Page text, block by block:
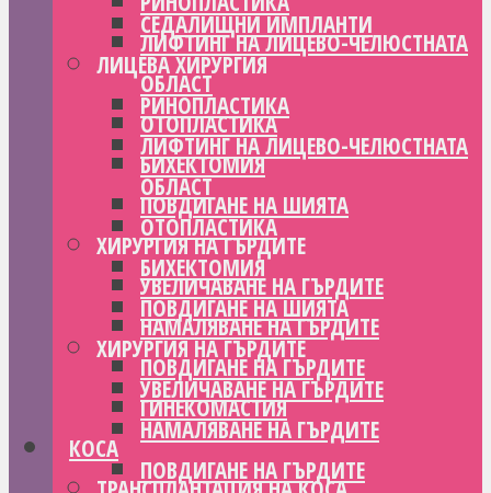
ЛИФТИНГ НА ЛИЦЕВО-ЧЕЛЮСТНАТА
ОБЛАСТ
ОТОПЛАСТИКА
БИХЕКТОМИЯ
ПОВДИГАНЕ НА ШИЯТА
ХИРУРГИЯ НА ГЪРДИТЕ
УВЕЛИЧАВАНЕ НА ГЪРДИТЕ
НАМАЛЯВАНЕ НА ГЪРДИТЕ
ПОВДИГАНЕ НА ГЪРДИТЕ
ГИНЕКОМАСТИЯ
КОСА
СЕДАЛИЩНИ ИМПЛАНТИ
ЛИЦЕВА ХИРУРГИЯ
РИНОПЛАСТИКА
ЛИФТИНГ НА ЛИЦЕВО-ЧЕЛЮСТНАТА
ОБЛАСТ
ОТОПЛАСТИКА
БИХЕКТОМИЯ
ПОВДИГАНЕ НА ШИЯТА
ХИРУРГИЯ НА ГЪРДИТЕ
УВЕЛИЧАВАНЕ НА ГЪРДИТЕ
НАМАЛЯВАНЕ НА ГЪРДИТЕ
ПОВДИГАНЕ НА ГЪРДИТЕ